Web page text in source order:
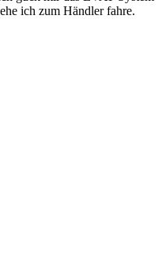
ich zum Händler fahre.